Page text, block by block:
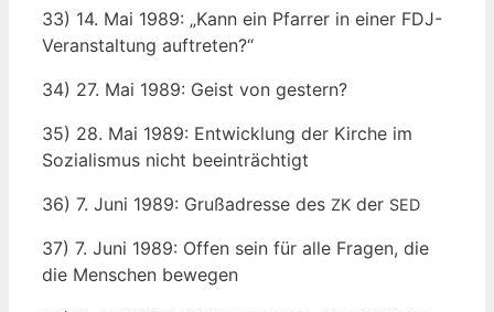
33) 14. Mai 1989: „Kann ein Pfar­rer in einer FDJ-
Ver­an­stal­tung auftreten?“
34) 27. Mai 1989: Geist von gestern?
35) 28. Mai 1989: Ent­wick­lung der Kir­che im
Sozia­lis­mus nicht beeinträchtigt
36) 7. Juni 1989: Gruß­adres­se des ZK der SED
37) 7. Juni 1989: Offen sein für alle Fra­gen, die
die Men­schen bewegen